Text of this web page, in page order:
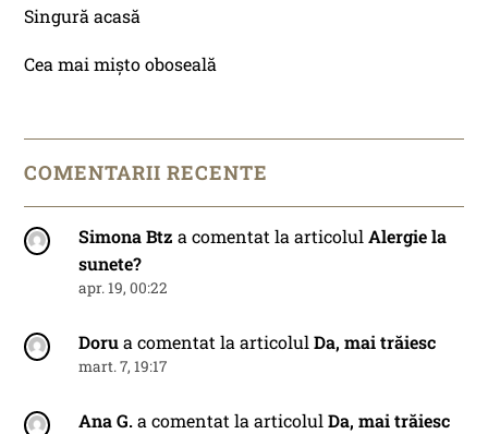
Singură acasă
Cea mai mișto oboseală
COMENTARII RECENTE
Simona Btz a comentat la articolulAlergie la
sunete?
apr. 19, 00:22
Dorua comentat la articolulDa, mai trăiesc
mart. 7, 19:17
Ana G.a comentat la articolulDa, mai trăiesc